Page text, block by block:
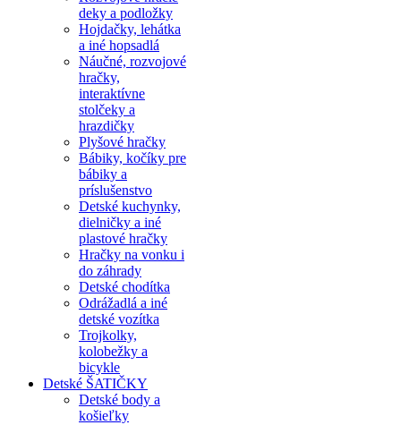
deky a podložky
Hojdačky, lehátka
a iné hopsadlá
Náučné, rozvojové
hračky,
interaktívne
stolčeky a
hrazdičky
Plyšové hračky
Bábiky, kočíky pre
bábiky a
príslušenstvo
Detské kuchynky,
dielničky a iné
plastové hračky
Hračky na vonku i
do záhrady
Detské chodítka
Odrážadlá a iné
detské vozítka
Trojkolky,
kolobežky a
bicykle
Detské ŠATIČKY
Detské body a
košieľky